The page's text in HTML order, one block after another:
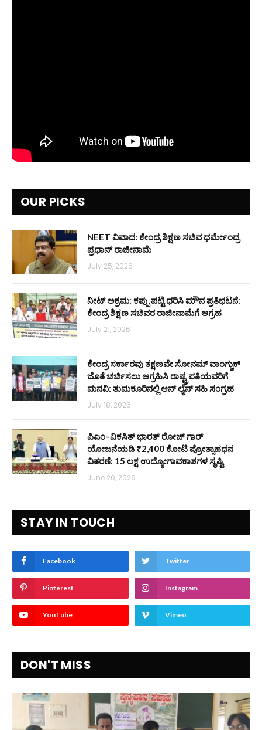
OUR PICKS
NEET ವಿವಾದ: ಕೇಂದ್ರ ಶಿಕ್ಷಣ ಸಚಿವ ಧರ್ಮೇಂದ್ರ
ಪ್ರಧಾನ್ ರಾಜೀನಾಮೆ
July 25, 2026
ನೀಟ್ ಅಕ್ರಮ: ಕಪ್ಪು ಪಟ್ಟಿ ಧರಿಸಿ ಮೌನ ಪ್ರತಿಭಟನೆ:
ಕೇಂದ್ರ ಶಿಕ್ಷಣ ಸಚಿವರ ರಾಜೀನಾಮೆಗೆ ಆಗ್ರಹ
July 21, 2026
ಕೇಂದ್ರ ಸರ್ಕಾರವು ತಕ್ಷಣವೇ ಸೋನಮ್ ವಾಂಗ್ಚುಕ್
ಜೊತೆ ಚರ್ಚಿಸಲು ಆಗ್ರಹಿಸಿ ರಾಷ್ಟ್ರಪತಿಯವರಿಗೆ
ಮನವಿ: ತುಮಕೂರಿನಲ್ಲಿ ಆನ್‌ ಲೈನ್ ಸಹಿ ಸಂಗ್ರಹ
July 18, 2026
ಪಿಎಂ–ವಿಕಸಿತ್ ಭಾರತ್ ರೋಜ್‌ ಗಾರ್
ಯೋಜನೆಯಡಿ ₹2,400 ಕೋಟಿ ಪ್ರೋತ್ಸಾಹಧನ
ವಿತರಣೆ: 15 ಲಕ್ಷ ಉದ್ಯೋಗಾವಕಾಶಗಳ ಸೃಷ್ಟಿ
June 20, 2026
STAY IN TOUCH
Facebook Twitter
Pinterest Instagram
YouTube Vimeo
DON'T MISS